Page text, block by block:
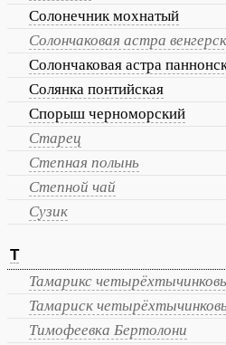
Солонечник мохнатый
Солончаковая астра
Солончаковая астра
Солянка понтийская
Спорыш черноморский
Старец
Степная полынь
Степной чай
Сузик
Т
Тамарикс
Тамариск
Тимофеевка Бертолони